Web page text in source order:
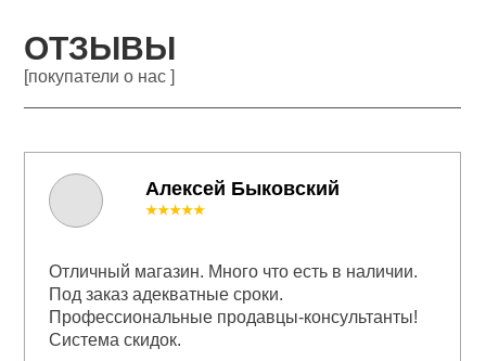
ОТЗЫВЫ
[покупатели о нас ]
Алексей Быковский
★★★★★
Отличный магазин. Много что есть в наличии.
Под заказ адекватные сроки.
Профессиональные продавцы-консультанты!
Система скидок.